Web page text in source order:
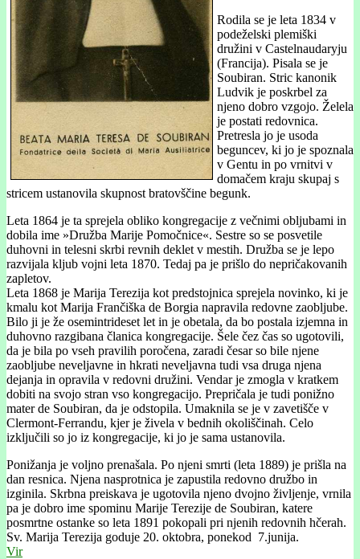
Rodila se je leta 1834 v
podeželski plemiški
družini v Castelnaudaryju
(Francija). Pisala se je
Soubiran. Stric kanonik
Ludvik je poskrbel za
njeno dobro vzgojo. Želela
je postati redovnica.
Pretresla jo je usoda
beguncev, ki jo je spoznala
v Gentu in po vrnitvi v
domačem kraju skupaj s
stricem ustanovila skupnost bratovščine begunk.
Leta 1864 je ta sprejela obliko kongregacije z večnimi obljubami in
dobila ime »Družba Marije Pomočnice«. Sestre so se posvetile
duhovni in telesni skrbi revnih deklet v mestih. Družba se je lepo
razvijala kljub vojni leta 1870. Tedaj pa je prišlo do nepričakovanih
zapletov.
Leta 1868 je Marija Terezija kot predstojnica sprejela novinko, ki je
kmalu kot Marija Frančiška de Borgia napravila redovne zaobljube.
Bilo ji je že osemintrideset let in je obetala, da bo postala izjemna in
duhovno razgibana članica kongregacije. Šele čez čas so ugotovili,
da je bila po vseh pravilih poročena, zaradi česar so bile njene
zaobljube neveljavne in hkrati neveljavna tudi vsa druga njena
dejanja in opravila v redovni družini. Vendar je zmogla v kratkem
dobiti na svojo stran vso kongregacijo. Prepričala je tudi ponižno
mater de Soubiran, da je odstopila. Umaknila se je v zavetišče v
Clermont-Ferrandu, kjer je živela v bednih okoliščinah. Celo
izključili so jo iz kongregacije, ki jo je sama ustanovila.
Ponižanja je voljno prenašala. Po njeni smrti (leta 1889) je prišla na
dan resnica. Njena nasprotnica je zapustila redovno družbo in
izginila. Skrbna preiskava je ugotovila njeno dvojno življenje, vrnila
pa je dobro ime spominu Marije Terezije de Soubiran, katere
posmrtne ostanke so leta 1891 pokopali pri njenih redovnih hčerah.
Sv. Marija Terezija goduje 20. oktobra, ponekod 7.junija.
Vir